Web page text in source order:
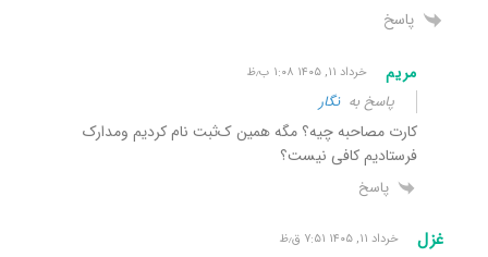
پاسخ
مریم خرداد ۱۱, ۱۴۰۵ ۱:۰۸ ب٫ظ
پاسخ بهنگار
کارت مصاحبه چیه؟ مگه همین ک‌ثبت نام کردیم و‌مدارک
فرستادیم کافی نیست؟
پاسخ
غزل خرداد ۱۱, ۱۴۰۵ ۷:۵۱ ق٫ظ